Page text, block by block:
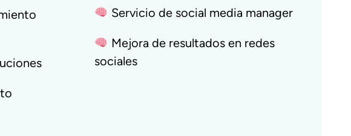
Servicio de social media manager
Mejora de resultados en redes
sociales